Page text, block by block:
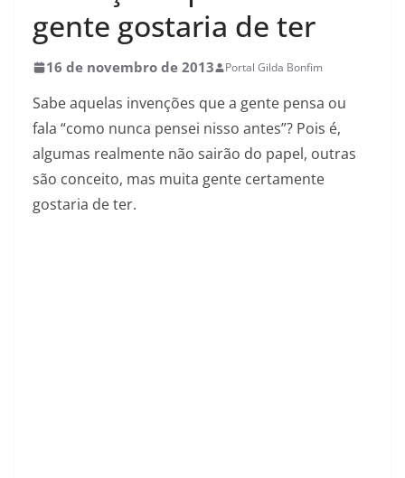
gente gostaria de ter
16 de novembro de 2013 Portal Gilda Bonfim
Sabe aquelas invenções que a gente pensa ou
fala “como nunca pensei nisso antes”? Pois é,
algumas realmente não sairão do papel, outras
são conceito, mas muita gente certamente
gostaria de ter.